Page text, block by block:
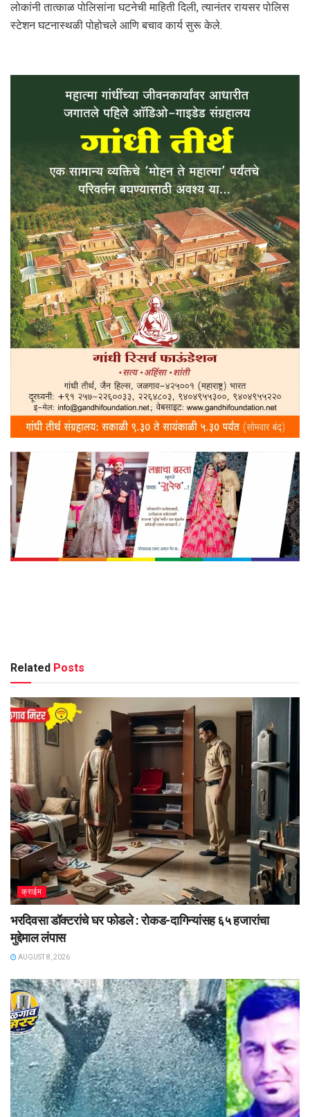
लोकांनी तात्काळ पोलिसांना घटनेची माहिती दिली, त्यानंतर रायसर पोलिस
स्टेशन घटनास्थळी पोहोचले आणि बचाव कार्य सुरू केले.
Related Posts
क्राईम
भरदिवसा डॉक्टरांचे घर फोडले : रोकड-दागिन्यांसह ६५ हजारांचा
मुद्देमाल लंपास
AUGUST 8, 2026